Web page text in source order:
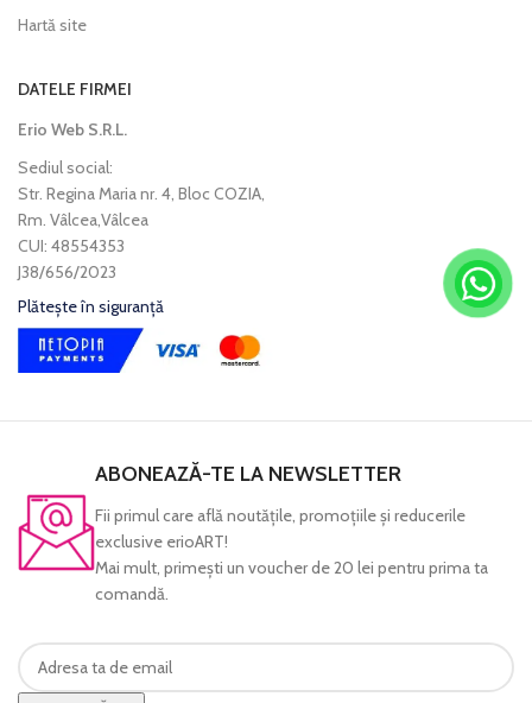
Hartă site
DATELE FIRMEI
Erio Web S.R.L.
Sediul social:
Str. Regina Maria nr. 4, Bloc COZIA,
Rm. Vâlcea,Vâlcea
CUI: 48554353
J38/656/2023
Plătește în siguranță
ABONEAZĂ-TE LA NEWSLETTER
Fii primul care află noutăţile, promoţiile şi reducerile
exclusive erioART!
Mai mult, primeşti un voucher de 20 lei pentru prima ta
comandă.